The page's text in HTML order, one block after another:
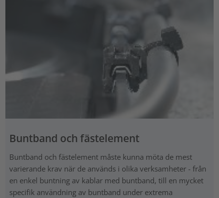
Buntband och fästelement
Buntband och fästelement måste kunna möta de mest
varierande krav när de används i olika verksamheter - från
en enkel buntning av kablar med buntband, till en mycket
specifik användning av buntband under extrema